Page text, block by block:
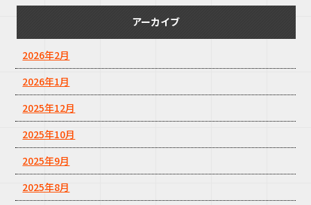
アーカイブ
2026年2月
2026年1月
2025年12月
2025年10月
2025年9月
2025年8月